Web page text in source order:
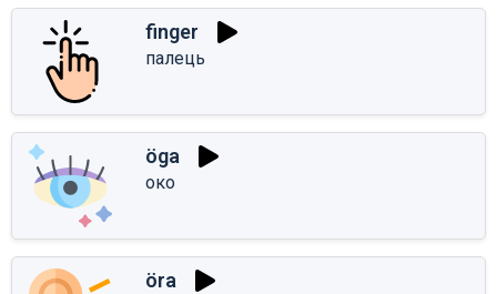
finger
палець
öga
око
öra